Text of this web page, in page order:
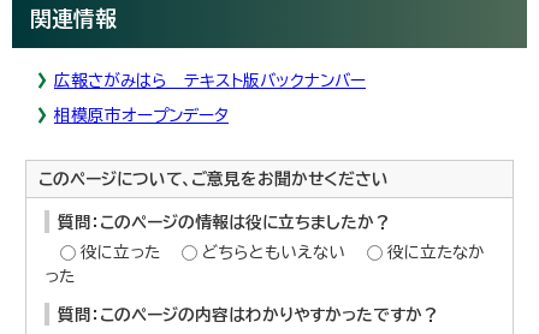
関連情報
広報さがみはら テキスト版バックナンバー
相模原市オープンデータ
このページについて、ご意見をお聞かせください
質問：このページの情報は役に立ちましたか？
役に立った
どちらともいえない
役に立たなか
った
質問：このページの内容はわかりやすかったですか？